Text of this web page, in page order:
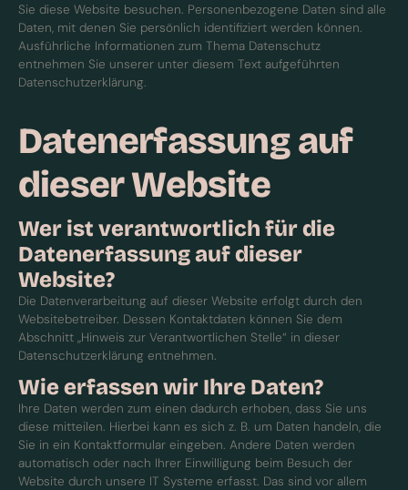
Sie diese Website besuchen. Personenbezogene Daten sind alle
Daten, mit denen Sie persönlich identifiziert werden können.
Ausführliche Informationen zum Thema Datenschutz
entnehmen Sie unserer unter diesem Text aufgeführten
Datenschutzerklärung.
Datenerfassung auf
dieser Website
Wer ist verantwortlich für die
Datenerfassung auf dieser
Website?
Die Datenverarbeitung auf dieser Website erfolgt durch den
Websitebetreiber. Dessen Kontaktdaten können Sie dem
Abschnitt „Hinweis zur Verantwortlichen Stelle“ in dieser
Datenschutzerklärung entnehmen.
Wie erfassen wir Ihre Daten?
Ihre Daten werden zum einen dadurch erhoben, dass Sie uns
diese mitteilen. Hierbei kann es sich z. B. um Daten handeln, die
Sie in ein Kontaktformular eingeben. Andere Daten werden
automatisch oder nach Ihrer Einwilligung beim Besuch der
Website durch unsere IT Systeme erfasst. Das sind vor allem